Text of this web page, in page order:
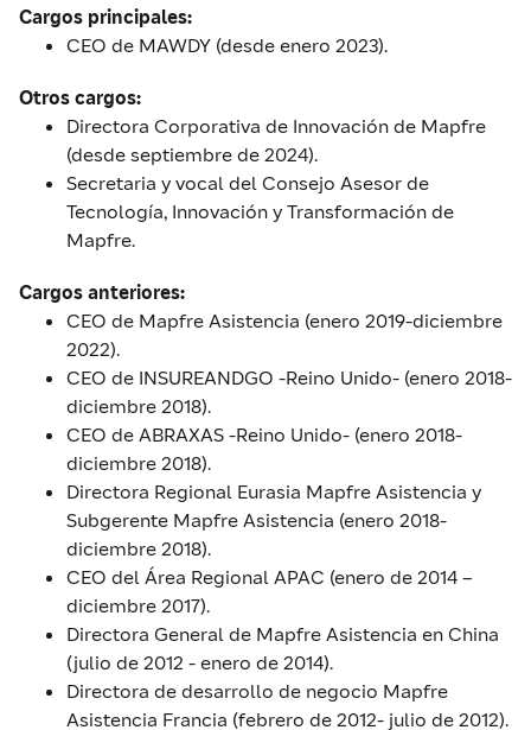
Cargos principales:
CEO de MAWDY (desde enero 2023).
Otros cargos:
Directora Corporativa de Innovación de Mapfre
(desde septiembre de 2024).
Secretaria y vocal del Consejo Asesor de
Tecnología, Innovación y Transformación de
Mapfre.
Cargos anteriores:
CEO de Mapfre Asistencia (enero 2019-diciembre
2022).
CEO de INSUREANDGO -Reino Unido- (enero 2018-
diciembre 2018).
CEO de ABRAXAS -Reino Unido- (enero 2018-
diciembre 2018).
Directora Regional Eurasia Mapfre Asistencia y
Subgerente Mapfre Asistencia (enero 2018-
diciembre 2018).
CEO del Área Regional APAC (enero de 2014 –
diciembre 2017).
Directora General de Mapfre Asistencia en China
(julio de 2012 - enero de 2014).
Directora de desarrollo de negocio Mapfre
Asistencia Francia (febrero de 2012- julio de 2012).